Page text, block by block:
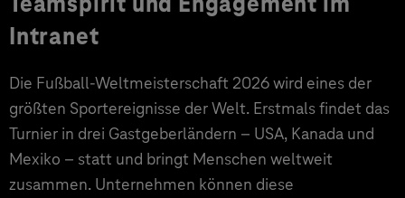
Intranet
Die Fußball-Weltmeisterschaft 2026 wird eines der
größten Sportereignisse der Welt. Erstmals findet das
Turnier in drei Gastgeberländern – USA, Kanada und
Mexiko – statt und bringt Menschen weltweit
zusammen. Unternehmen können diese